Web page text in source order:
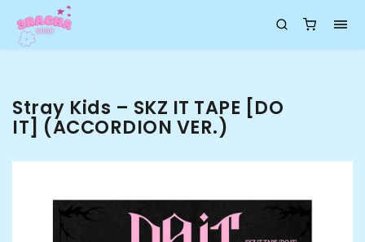
Stray Kids – SKZ IT TAPE [DO
IT] (ACCORDION VER.)